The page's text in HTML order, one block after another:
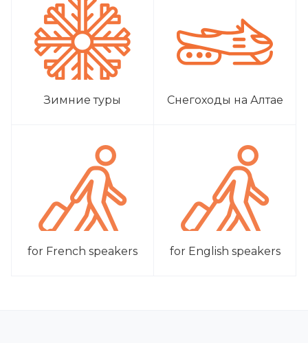
Зимние туры Снегоходы на Алтае
for French speakers for English speakers